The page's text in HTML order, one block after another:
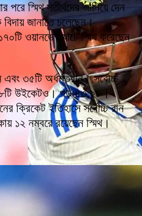
পরে স্মিথ সতীর্থদের জানিয়ে দেন
জানাতে চলেছেন।
ওয়ানডে ম্যাচে স্মিথ করেছেন
৩৫টি অর্ধশতরান। সর্বোচ্চ
উইকেটও। গড় ৪৩.২৮।
ক্রিকেট ইতিহাসে সর্বোচ্চ রান
১২ নম্বরে রয়েছেন স্মিথ।